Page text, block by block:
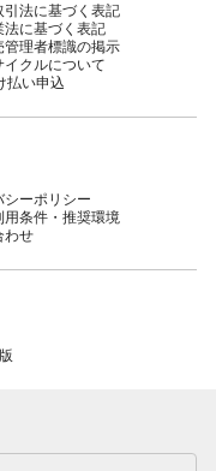
引法に基づく表記
法に基づく表記
管理者標識の掲示
イクルについて
払い申込
シーポリシー
用条件・推奨環境
わせ